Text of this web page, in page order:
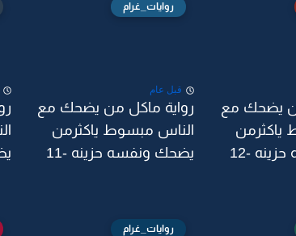
يضحك مع
ياكثرمن
يضحك ونفسه حزينه -12
روايات_غرام
قبل عام
رواية ماكل من يضحك مع
الناس مبسوط ياكثرمن
يضحك ونفسه حزينه -11
روايات_غرام